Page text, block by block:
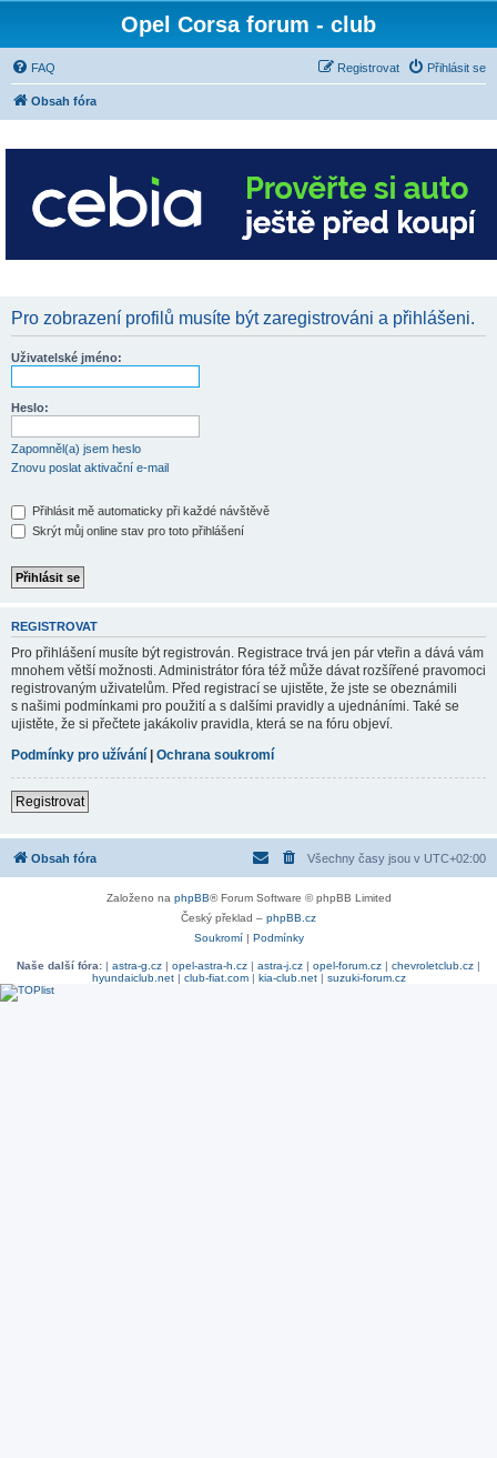
Opel Corsa forum - club
FAQ Přihlásit se
Registrovat
Obsah fóra
Pro zobrazení profilů musíte být zaregistrováni a přihlášeni.
Uživatelské jméno:
Heslo:
Zapomněl(a) jsem heslo
Znovu poslat aktivační e-mail
Přihlásit mě automaticky při každé návštěvě
Skrýt můj online stav pro toto přihlášení
REGISTROVAT
Pro přihlášení musíte být registrován. Registrace trvá jen pár vteřin a dává vám
mnohem větší možnosti. Administrátor fóra též může dávat rozšířené pravomoci
registrovaným uživatelům. Před registrací se ujistěte, že jste se obeznámili
s našimi podmínkami pro použití a s dalšími pravidly a ujednáními. Také se
ujistěte, že si přečtete jakákoliv pravidla, která se na fóru objeví.
Podmínky pro užívání | Ochrana soukromí
Registrovat
Obsah fóra Všechny časy jsou v UTC+02:00
Založeno na phpBB® Forum Software © phpBB Limited
Český překlad – phpBB.cz
Soukromí| Podmínky
Naše další fóra: | astra-g.cz | opel-astra-h.cz | astra-j.cz | opel-forum.cz | chevroletclub.cz |
hyundaiclub.net| club-fiat.com| kia-club.net| suzuki-forum.cz